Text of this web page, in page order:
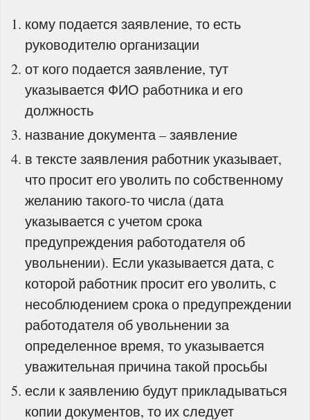
кому подается заявление, то есть
руководителю организации
от кого подается заявление, тут
указывается ФИО работника и его
должность
название документа – заявление
в тексте заявления работник указывает,
что просит его уволить по собственному
желанию такого-то числа (дата
указывается с учетом срока
предупреждения работодателя об
увольнении). Если указывается дата, с
которой работник просит его уволить, с
несоблюдением срока о предупреждении
работодателя об увольнении за
определенное время, то указывается
уважительная причина такой просьбы
если к заявлению будут прикладываться
копии документов, то их следует